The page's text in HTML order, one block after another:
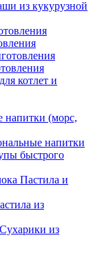
из кукурузной
котлет и
напитки (морс,
напитки
быстрого
Пастила и
из
Сухарики из